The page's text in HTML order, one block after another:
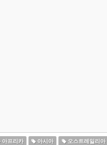
아프리카 아시아 오스트레일리아